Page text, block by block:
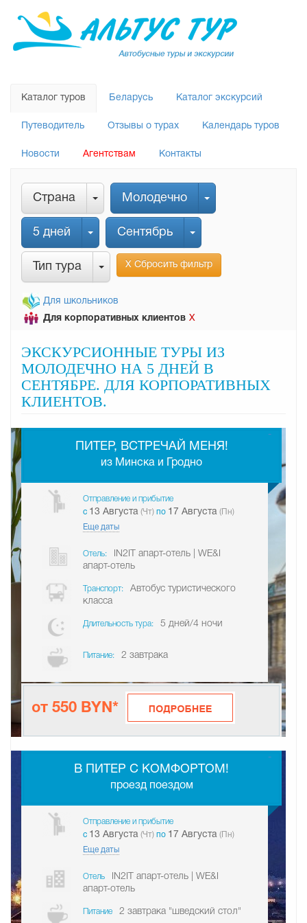
Каталог туров Беларусь Каталог экскурсий
Путеводитель Отзывы о турах Календарь туров
Новости Агентствам Контакты
Страна Молодечно
5 дней Сентябрь
Тип тура Х Сбросить фильтр
Для школьников
Для корпоративных клиентов Х
ЭКСКУРСИОННЫЕ ТУРЫ ИЗ
МОЛОДЕЧНО НА 5 ДНЕЙ В
СЕНТЯБРЕ. ДЛЯ КОРПОРАТИВНЫХ
КЛИЕНТОВ.
ПИТЕР, ВСТРЕЧАЙ МЕНЯ!
из Минска и Гродно
Отправление и прибытие
c 13 Августа (Чт) по 17 Августа (Пн)
Еще даты
Отель:
IN2IT апарт-отель | WE&I
апарт-отель
Транспорт:
Автобус туристического
класса
Длительность тура: 5 дней/4 ночи
Питание: 2 завтрака
от 550 BYN*
-
В ПИТЕР С КОМФОРТОМ!
проезд поездом
Отправление и прибытие
c 13 Августа (Чт) по 17 Августа (Пн)
Еще даты
Отель
IN2IT апарт-отель | WE&I
апарт-отель
Питание 2 завтрака "шведский стол"
-